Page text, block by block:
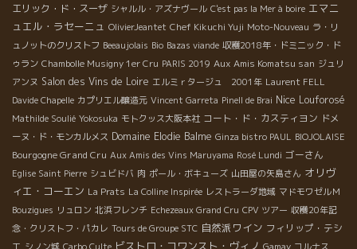
エリック・ド・スーザ シャルル・アズナヴール C'est pas la Mer à boire エマニ
ュエル・ラセーニュ OlivierJeantet Chef Kikuchi Yuji Moto-Nouveau ラ・リ
ュノットのクリストフ Beeaujolais Bio Bazas viande 収穫2018年・ドミニック・ド
ゥラン Chambolle Musigny 1er Cru PARIS 2019 Aux Amis Komatsu san ジュリ
アンヌ Salon des Vins de Loire エルミｒタージュ 2001年 Laurent FELL
Davide Chapelle カプリエル醸造元 Vincent Garreta Pinell de Brai Nice Louforosé
Mathilde Soulié Yokosuka モトクッス大阪本社 コート・ド・カスティヨン ドメ
ーヌ・ド・モンカルメス Domaine Elodie Balme Ginza bistro PAUL BIOJOLAISE
Bourgogne Grand Cru Aux Amis des Vins Maruyama Rosé Lundi ゴーさん
Eglise Saint Pierre シュビドバ 肉 ポール・ボキューズ 山田屋の矢島さん オリヴ
ィエ・コーエン La Prats La Colline Inspirée レストラーダ地域 マドモワゼルＭ
Bouzigues リュロン 北浜フレンチ Echezeaux Grand Cru CPV ツアー 収穫20年記
念・クリストフ・パカレ Tours de Groupe STC 自然派ワイン フィリップ・テシ